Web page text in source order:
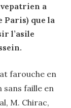
a
Paris) que la
l’asile
farouche en
faille en
M. Chirac,